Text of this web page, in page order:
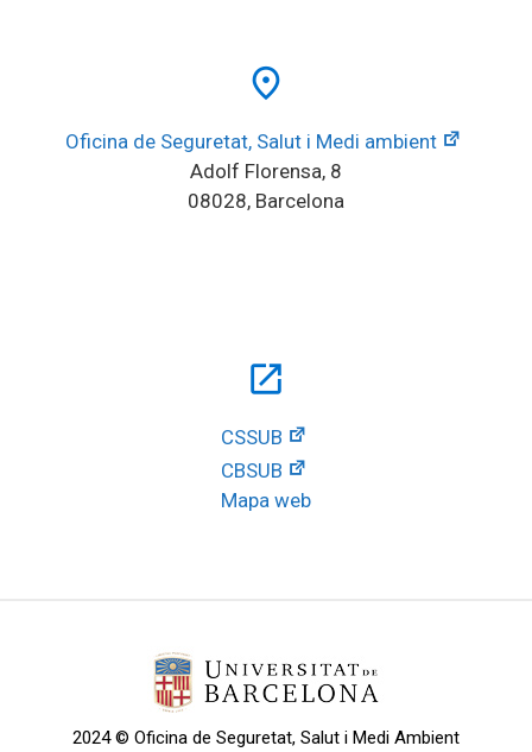
place
Oficina de Seguretat, Salut i Medi ambient
Adolf Florensa, 8
08028, Barcelona
open_in_new
CSSUB
CBSUB
Mapa web
2024 © Oficina de Seguretat, Salut i Medi Ambient